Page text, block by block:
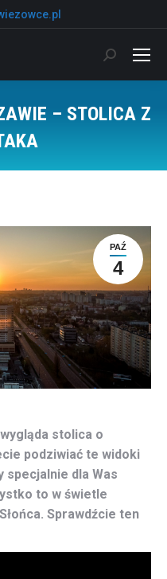
Szukaj:
– STOLICA Z
PAŹ
4
stolica o
podziwiać te widoki
dla Was
to w świetle
Sprawdźcie ten